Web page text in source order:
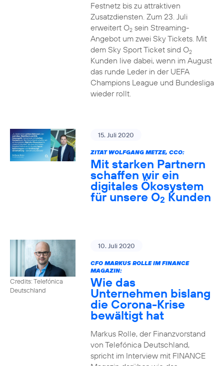
Festnetz bis zu attraktiven
Zusatzdiensten. Zum 23. Juli
erweitert O2sein Streaming-
Angebot um zwei Sky Tickets. Mit
dem Sky Sport Ticket sind O2
Kunden live dabei, wenn im August
das runde Leder in der UEFA
Champions League und Bundesliga
wieder rollt.
15. Juli 2020
ZITAT WOLFGANG METZE, CCO:
Mit starken Partnern
schaffen wir ein
digitales Ökosystem
für unsere O2 Kunden
Credits: Telefónica
Deutschland
10. Juli 2020
CFO MARKUS ROLLE IM FINANCE
MAGAZIN:
Wie das
Unternehmen bislang
die Corona-Krise
bewältigt hat
Markus Rolle, der Finanzvorstand
von Telefónica Deutschland,
spricht im Interview mit FINANCE